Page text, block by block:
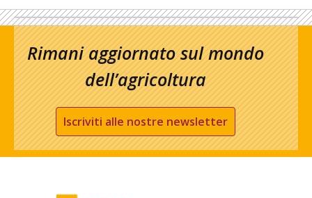
Rimani aggiornato sul mondo
dell’agricoltura
Iscriviti alle nostre newsletter